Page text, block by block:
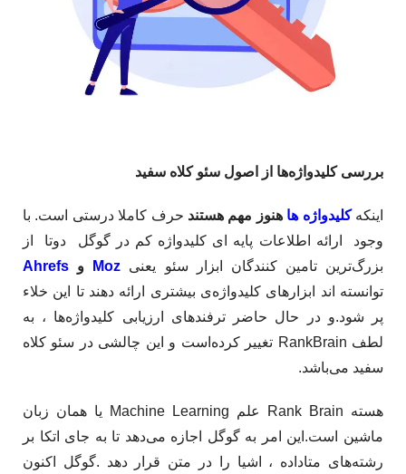
بررسی کلیدواژه‌ها از اصول سئو کلاه سفید
​اینکهکلیدواژه ها هنوز مهم هستند حرف کاملا درستی است. با
وجود ارائه اطلاعات پایه ای کلیدواژه کم در گوگل دوتا از
بزرگ‌ترین تامین کنندگان ابزار سئو یعنی Moz و Ahrefs
توانسته اند ابزارهای کلیدواژه‌ی بیشتری ارائه دهند تا این خلاء
پر شود.و در حال حاضر ترفندهای ارزیابی‌ کلیدواژه‌ها ، به
لطف RankBrain تغییر کرده‌است و این چالشی در سئو کلاه
سفید می‌باشد. ​
هسته Rank Brain علم Machine Learning یا همان زبان
ماشین است.این امر به گوگل اجازه می‌دهد تا به جای اتکا بر
رشته‌های متاداده ، اشیا را در متن قرار دهد .گوگل اکنون